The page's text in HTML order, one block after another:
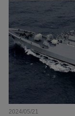
2024/05/21